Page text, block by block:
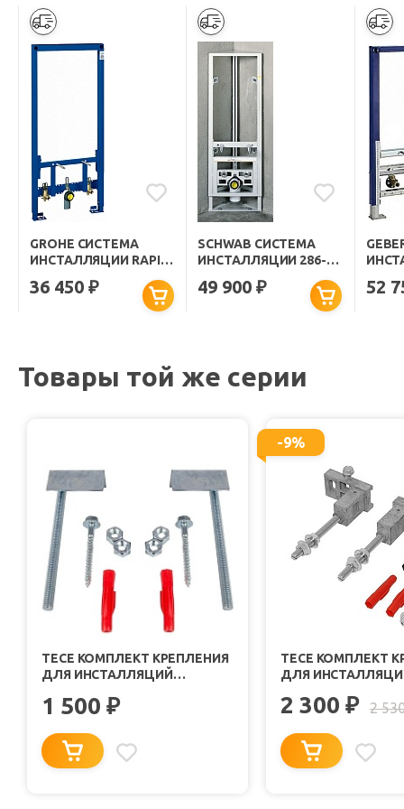
GROHE СИСТЕМА
ИНСТАЛЛЯЦИИ RAPID
SL 38553001
36 450₽
SCHWAB СИСТЕМА
ИНСТАЛЛЯЦИИ 286-
2000 ДЛЯ БИДЕ
49 900₽
БИДЕ
52
Товары той же серии
TECE КОМПЛЕКТ КРЕПЛЕНИЯ
ДЛЯ ИНСТАЛЛЯЦИЙ
МОНТАЖА К СТЕНЕ
1 500 ₽
-9%
TECE КОМПЛЕКТ
ДЛЯ
2 300 ₽ 2